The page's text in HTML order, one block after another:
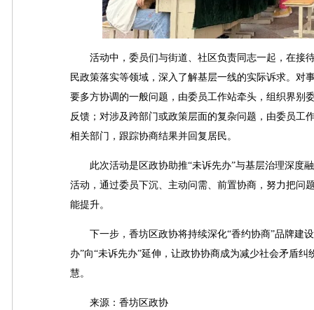
活动中，委员们与街道、社区负责同志一起，在接
民政策落实等领域，深入了解基层一线的实际诉求。对
要多方协调的一般问题，由委员工作站牵头，组织界别
反馈；对涉及跨部门或政策层面的复杂问题，由委员工
相关部门，跟踪协商结果并回复居民。
此次活动是区政协助推“未诉先办”与基层治理深度融
活动，通过委员下沉、主动问需、前置协商，努力把问
能提升。
下一步，香坊区政协将持续深化“香约协商”品牌建设
办”向“未诉先办”延伸，让政协协商成为减少社会矛盾
慧。
来源：香坊区政协